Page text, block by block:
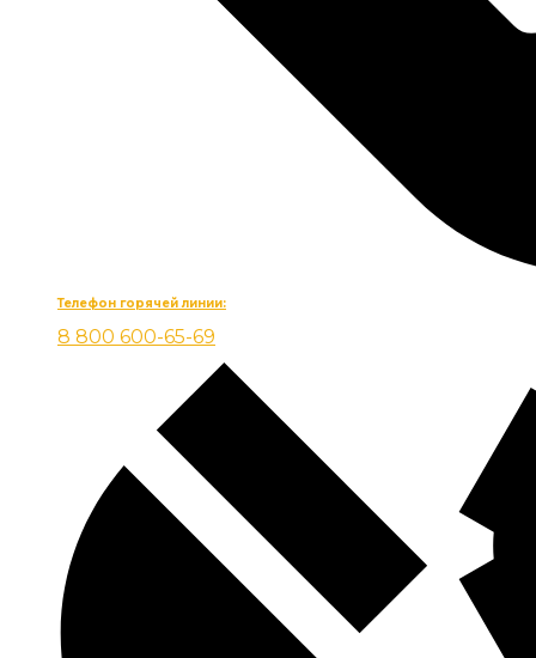
Телефон горячей линии:
8 800 600-65-69